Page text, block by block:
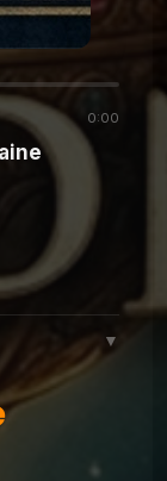
141 - L'île Saint-
140 - Place de la
Ma mère préfère
mon frère ?
138 - Gros mots
137 - Place de la
0:00
▼